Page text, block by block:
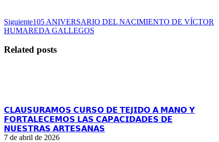
SiguientePublicación
siguiente:
105 ANIVERSARIO DEL NACIMIENTO DE VÍCTOR
HUMAREDA GALLEGOS
Related posts
𝗖𝗟𝗔𝗨𝗦𝗨𝗥𝗔𝗠𝗢𝗦 𝗖𝗨𝗥𝗦𝗢 𝗗𝗘 𝗧𝗘𝗝𝗜𝗗𝗢 𝗔 𝗠𝗔𝗡𝗢 𝗬
𝗙𝗢𝗥𝗧𝗔𝗟𝗘𝗖𝗘𝗠𝗢𝗦 𝗟𝗔𝗦 𝗖𝗔𝗣𝗔𝗖𝗜𝗗𝗔𝗗𝗘𝗦 𝗗𝗘
𝗡𝗨𝗘𝗦𝗧𝗥𝗔𝗦 𝗔𝗥𝗧𝗘𝗦𝗔𝗡𝗔𝗦
7 de abril de 2026